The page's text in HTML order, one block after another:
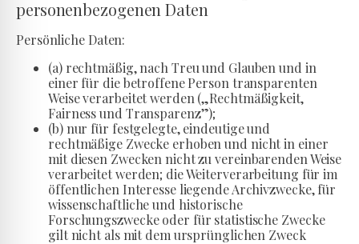
personenbezogenen Daten
Persönliche Daten:
(a) rechtmäßig, nach Treu und Glauben und in
einer für die betroffene Person transparenten
Weise verarbeitet werden („Rechtmäßigkeit,
Fairness und Transparenz”);
(b) nur für festgelegte, eindeutige und
rechtmäßige Zwecke erhoben und nicht in einer
mit diesen Zwecken nicht zu vereinbarenden Weise
verarbeitet werden; die Weiterverarbeitung für im
öffentlichen Interesse liegende Archivzwecke, für
wissenschaftliche und historische
Forschungszwecke oder für statistische Zwecke
gilt nicht als mit dem ursprünglichen Zweck